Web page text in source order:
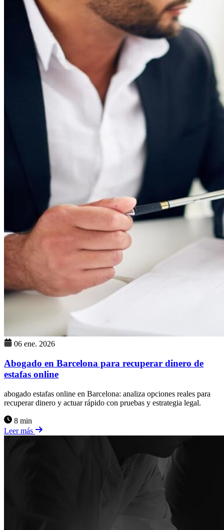
06 ene. 2026
Abogado en Barcelona para recuperar dinero de
estafas online
abogado estafas online en Barcelona: analiza opciones reales para
recuperar dinero y actuar rápido con pruebas y estrategia legal.
8 min
Leer más